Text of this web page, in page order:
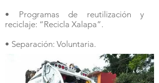
• Programas de reutilización y
reciclaje: “Recicla Xalapa”.
• Separación: Voluntaria.